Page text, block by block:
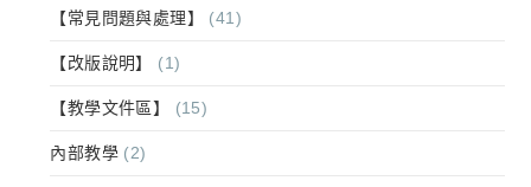
【常見問題與處理】 (41)
【改版說明】 (1)
【教學文件區】 (15)
內部教學 (2)